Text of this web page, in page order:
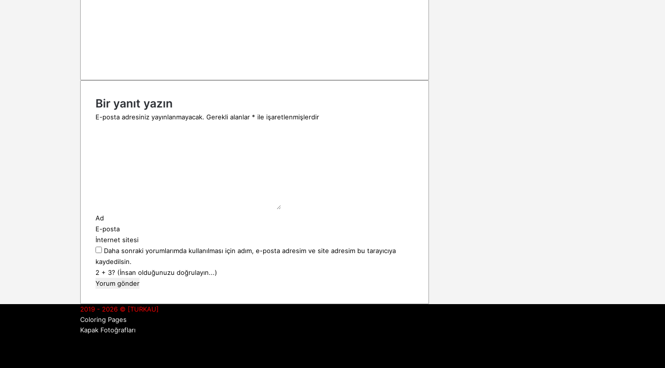
Bir yanıt yazın
E-posta adresiniz yayınlanmayacak. Gerekli alanlar * ile işaretlenmişlerdir
Ad
E-posta
İnternet sitesi
Daha sonraki yorumlarımda kullanılması için adım, e-posta adresim ve site adresim bu tarayıcıya
kaydedilsin.
2 + 3? (İnsan olduğunuzu doğrulayın...)
2019 - 2026 © [TURKAU]
Coloring Pages
Kapak Fotoğrafları